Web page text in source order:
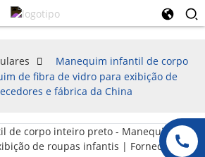
Manequim infantil de corpo
de fibra de vidro para exibição de
e fábrica da China